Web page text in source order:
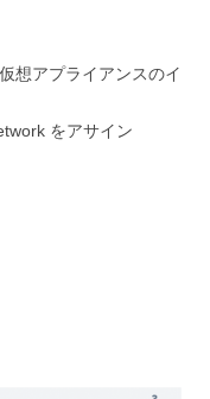
想アプライアンスのイ
をアサイン